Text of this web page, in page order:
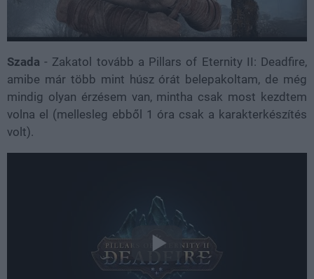
Szada - Zakatol tovább a Pillars of Eternity II: Deadfire,
amibe már több mint húsz órát belepakoltam, de még
mindig olyan érzésem van, mintha csak most kezdtem
volna el (mellesleg ebből 1 óra csak a karakterkészítés
volt).